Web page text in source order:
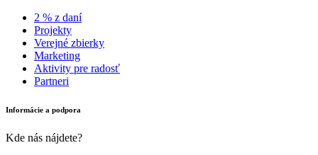
2 % z daní
Projekty
Verejné zbierky
Marketing
Aktivity pre radosť
Partneri
Informácie a podpora
Kde nás nájdete?